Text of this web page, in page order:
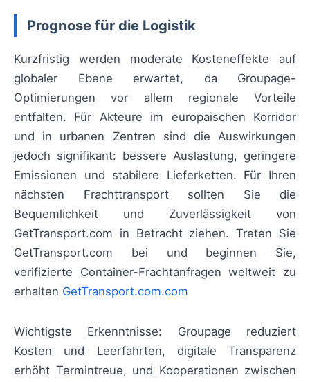
Prognose für die Logistik
Kurzfristig werden moderate Kosteneffekte auf
globaler Ebene erwartet, da Groupage-
Optimierungen vor allem regionale Vorteile
entfalten. Für Akteure im europäischen Korridor
und in urbanen Zentren sind die Auswirkungen
jedoch signifikant: bessere Auslastung, geringere
Emissionen und stabilere Lieferketten. Für Ihren
nächsten Frachttransport sollten Sie die
Bequemlichkeit und Zuverlässigkeit von
GetTransport.com in Betracht ziehen. Treten Sie
GetTransport.com bei und beginnen Sie,
verifizierte Container-Frachtanfragen weltweit zu
erhalten GetTransport.com.com
Wichtigste Erkenntnisse: Groupage reduziert
Kosten und Leerfahrten, digitale Transparenz
erhöht Termintreue, und Kooperationen zwischen